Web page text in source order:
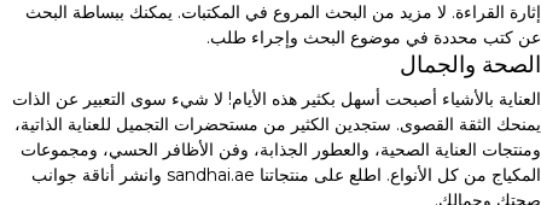
إثارة القراءة. لا مزيد من البحث المروع في المكتبات. يمكنك ببساطة البحث
عن كتب محددة في موضوع البحث وإجراء طلب.
الصحة والجمال
العناية بالأشياء أصبحت أسهل بكثير هذه الأيام! لا شيء سوى التعبير عن الذات
يمنحك الثقة القصوى. ستجدين الكثير من مستحضرات التجميل للعناية الذاتية،
ومنتجات العناية الصحية، والعطور الجذابة، وفن الأظافر الحسي، ومجموعات
المكياج من كل الأنواع. اطلع على منتجاتنا sandhai.ae وانشر أناقة جوانب
صحتك وجمالك.